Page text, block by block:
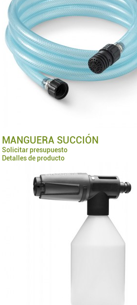
MANGUERA SUCCIÓN
Solicitar presupuesto
Detalles de producto